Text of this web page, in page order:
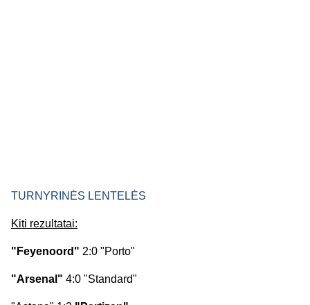
TURNYRINĖS LENTELĖS
Kiti rezultatai:
"Feyenoord" 2:0 "Porto"
"Arsenal" 4:0 "Standard"